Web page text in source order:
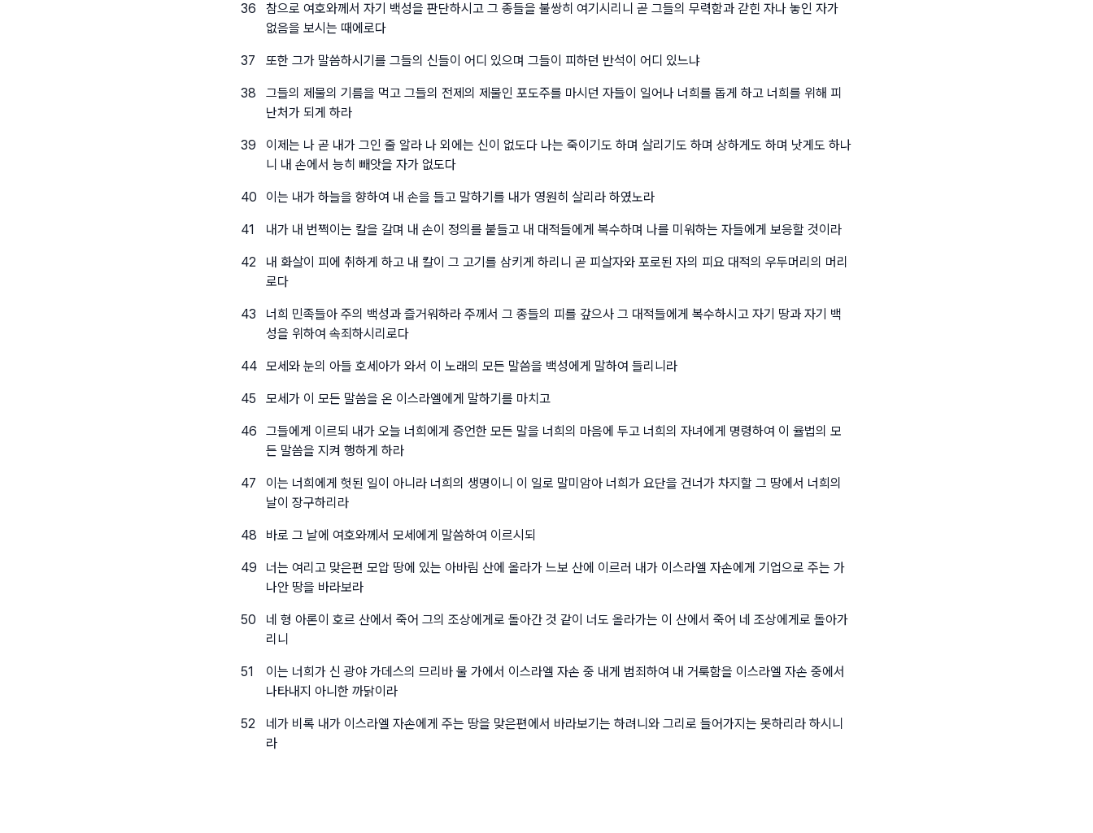
36
참으로 여호와께서 자기 백성을 판단하시고 그 종들을 불쌍히 여기시리니 곧 그들의 무력함과 갇힌 자나 놓인 자가
없음을 보시는 때에로다
37 또한 그가 말씀하시기를 그들의 신들이 어디 있으며 그들이 피하던 반석이 어디 있느냐
38
그들의 제물의 기름을 먹고 그들의 전제의 제물인 포도주를 마시던 자들이 일어나 너희를 돕게 하고 너희를 위해 피
난처가 되게 하라
39
이제는 나 곧 내가 그인 줄 알라 나 외에는 신이 없도다 나는 죽이기도 하며 살리기도 하며 상하게도 하며 낫게도 하나
니 내 손에서 능히 빼앗을 자가 없도다
40 이는 내가 하늘을 향하여 내 손을 들고 말하기를 내가 영원히 살리라 하였노라
41 내가 내 번쩍이는 칼을 갈며 내 손이 정의를 붙들고 내 대적들에게 복수하며 나를 미워하는 자들에게 보응할 것이라
42
내 화살이 피에 취하게 하고 내 칼이 그 고기를 삼키게 하리니 곧 피살자와 포로된 자의 피요 대적의 우두머리의 머리
로다
43
너희 민족들아 주의 백성과 즐거워하라 주께서 그 종들의 피를 갚으사 그 대적들에게 복수하시고 자기 땅과 자기 백
성을 위하여 속죄하시리로다
44 모세와 눈의 아들 호세아가 와서 이 노래의 모든 말씀을 백성에게 말하여 들리니라
45 모세가 이 모든 말씀을 온 이스라엘에게 말하기를 마치고
46
그들에게 이르되 내가 오늘 너희에게 증언한 모든 말을 너희의 마음에 두고 너희의 자녀에게 명령하여 이 율법의 모
든 말씀을 지켜 행하게 하라
47
이는 너희에게 헛된 일이 아니라 너희의 생명이니 이 일로 말미암아 너희가 요단을 건너가 차지할 그 땅에서 너희의
날이 장구하리라
48 바로 그 날에 여호와께서 모세에게 말씀하여 이르시되
49
너는 여리고 맞은편 모압 땅에 있는 아바림 산에 올라가 느보 산에 이르러 내가 이스라엘 자손에게 기업으로 주는 가
나안 땅을 바라보라
50
네 형 아론이 호르 산에서 죽어 그의 조상에게로 돌아간 것 같이 너도 올라가는 이 산에서 죽어 네 조상에게로 돌아가
리니
51
이는 너희가 신 광야 가데스의 므리바 물 가에서 이스라엘 자손 중 내게 범죄하여 내 거룩함을 이스라엘 자손 중에서
나타내지 아니한 까닭이라
52
네가 비록 내가 이스라엘 자손에게 주는 땅을 맞은편에서 바라보기는 하려니와 그리로 들어가지는 못하리라 하시니
라